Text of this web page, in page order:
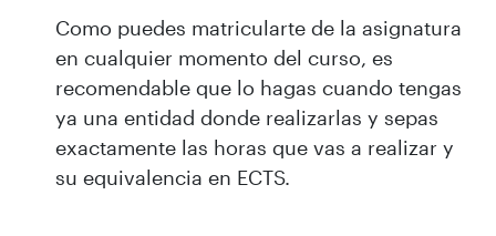
Como puedes matricularte de la asignatura
en cualquier momento del curso, es
recomendable que lo hagas cuando tengas
ya una entidad donde realizarlas y sepas
exactamente las horas que vas a realizar y
su equivalencia en ECTS.